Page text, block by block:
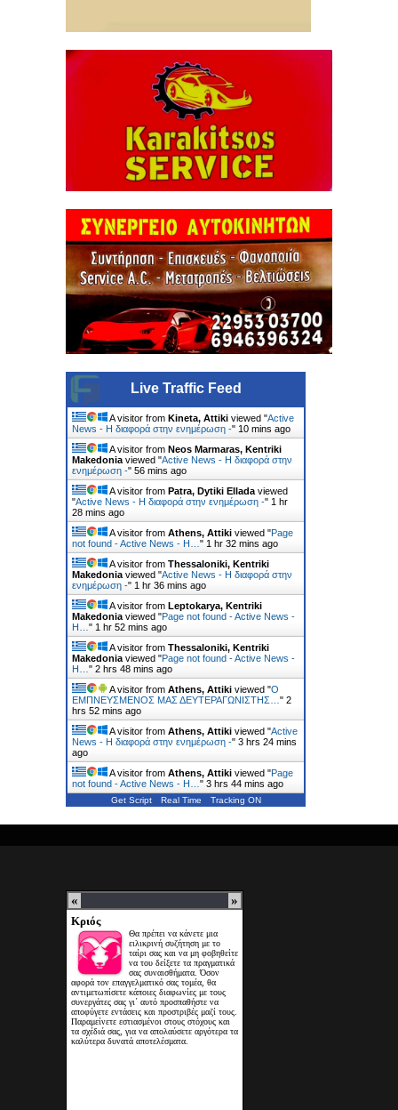
Live Traffic Feed
A visitor from Kineta, Attiki viewed "Active
News - Η διαφορά στην ενημέρωση -" 10 mins ago
A visitor from Neos Marmaras, Kentriki
Makedonia viewed "Active News - Η διαφορά στην
ενημέρωση -" 56 mins ago
A visitor from Patra, Dytiki Ellada viewed
"Active News - Η διαφορά στην ενημέρωση -" 1 hr
28 mins ago
A visitor from Athens, Attiki viewed "Page
not found - Active News - Η… " 1 hr 32 mins ago
A visitor from Thessaloniki, Kentriki
Makedonia viewed "Active News - Η διαφορά στην
ενημέρωση -" 1 hr 36 mins ago
A visitor from Leptokarya, Kentriki
Makedonia viewed "Page not found - Active News -
Η… " 1 hr 52 mins ago
A visitor from Thessaloniki, Kentriki
Makedonia viewed "Page not found - Active News -
Η… " 2 hrs 48 mins ago
A visitor from Athens, Attiki viewed "Ο
ΕΜΠΝΕΥΣΜΕΝΟΣ ΜΑΣ ΔΕΥΤΕΡΑΓΩΝΙΣΤΗΣ… " 2
hrs 52 mins ago
A visitor from Athens, Attiki viewed "Active
News - Η διαφορά στην ενημέρωση -" 3 hrs 24 mins
ago
A visitor from Athens, Attiki viewed "Page
not found - Active News - Η… " 3 hrs 44 mins ago
Get Script Real Time Tracking ON